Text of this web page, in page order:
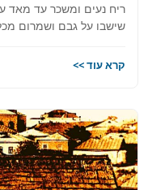
ריח נעים ומשכר עד מאד
שישבו על גבם ושמרום
קרא עוד >>